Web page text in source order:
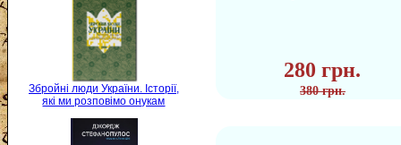
Збройні люди України. Історії,
які ми розповімо онукам
280 грн.
380 грн.